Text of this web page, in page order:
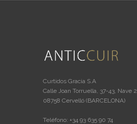
Curtidos Gracia S.A
Calle Joan Torruella, 37-43, Nave 2
08758 Cervelló (BARCELONA)
Teléfono: +34 93 635 90 74